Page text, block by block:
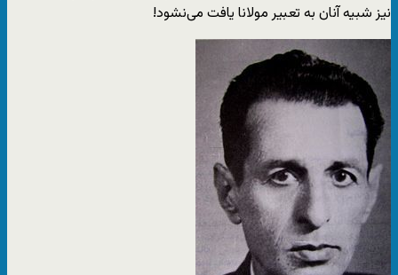
نیز شبیه آنان به تعبیر مولانا یافت می‌نشود!